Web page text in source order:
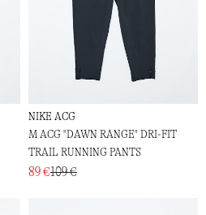
NIKE ACG
M ACG "DAWN RANGE" DRI-FIT
TRAIL RUNNING PANTS
89 €109 €